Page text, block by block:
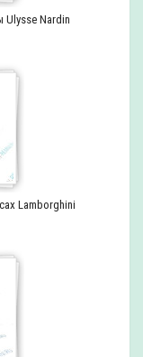
Ulysse Nardin
Lamborghini